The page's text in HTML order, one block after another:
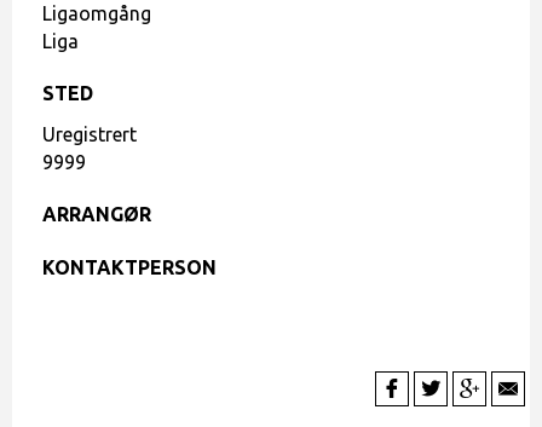
Ligaomgång
Liga
STED
Uregistrert
9999
ARRANGØR
KONTAKTPERSON